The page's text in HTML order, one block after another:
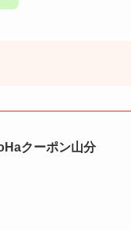
クーポン山分